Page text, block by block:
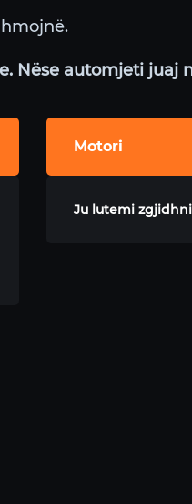
Nëse automjeti juaj
Motori
Ju lutemi